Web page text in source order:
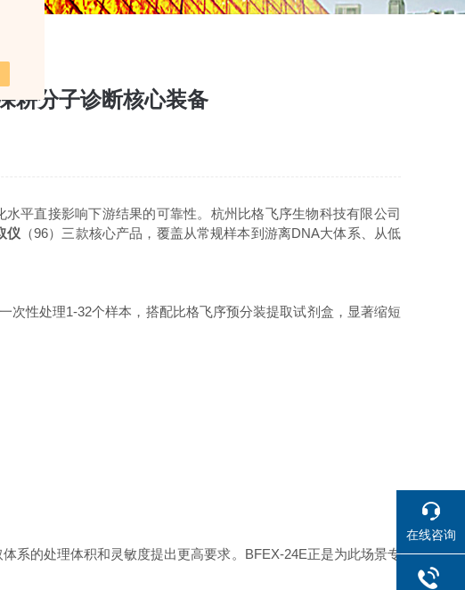
耕分子诊断核心装备
平直接影响下游结果的可靠性。杭州比格飞序生物科技有限公司
仪 （96）三款核心产品，覆盖从常规样本到游离DNA大体系、从低
性处理1-32个样本，搭配比格飞序预分装提取试剂盒，显著缩短
的处理体积和灵敏度提出更高要求。BFEX-24E正是为此场景专
在线咨询